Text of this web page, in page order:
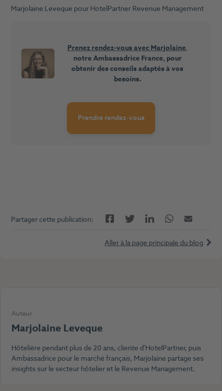
Marjolaine Leveque pour HotelPartner Revenue Management
Prenez rendez-vous avec Marjolaine,
notre Ambassadrice France, pour
obtenir des conseils adaptés à vos
besoins.
Prendre rendez-vous
Partager cette publication: FacebookTwitterLinkedInTwitterE-mail
Aller à la page principale du blog
Auteur
Marjolaine Leveque
Hôtelière pendant plus de 20 ans, cliente d'HotelPartner, puis
Ambassadrice pour le marché français, Marjolaine partage ses
insights sur le secteur hôtelier et le Revenue Management.